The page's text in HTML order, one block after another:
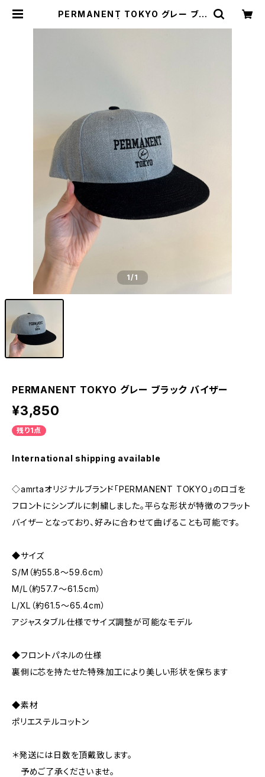
PERMANENT TOKYO グレー ブラ
1/1
PERMANENT TOKYO グレー ブラック バイザー
¥3,850
残り1点
International shipping available
◇amrtaオリジナルブランド「PERMANENT TOKYO」のロゴを
フロントにシンプルに刺繍しました。平らな形状が特徴のフラット
バイザーとなっており、好みに合わせて曲げることも可能です。
◆サイズ
S/M（約55.8～59.6cm）
M/L（約57.7～61.5cm）
L/XL（約61.5～65.4cm）
アジャスタブル仕様でサイズ調整が可能なモデル
◆フロントパネルの仕様
裏側に芯を持たせた特殊加工により美しい形状を保ちます
◆素材
ポリエステルコットン
＊発送には日数を頂戴致します。
予めご了承くださいませ。